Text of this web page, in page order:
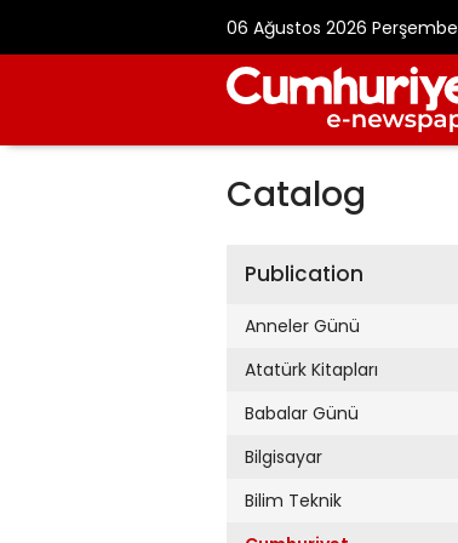
06 Ağustos 2026 Perşembe
Catalog
Publication
Anneler Günü
Atatürk Kitapları
Babalar Günü
Bilgisayar
Bilim Teknik